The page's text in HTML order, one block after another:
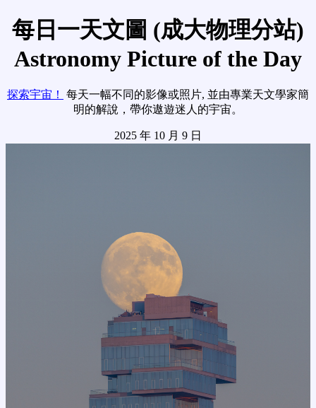
每日一天文圖 (成大物理分站)
Astronomy Picture of the Day
探索宇宙！
每天一幅不同的影像或照片, 並由專業天文學家簡
明的解說，帶你遨遊迷人的宇宙。
2025 年 10 月 9 日